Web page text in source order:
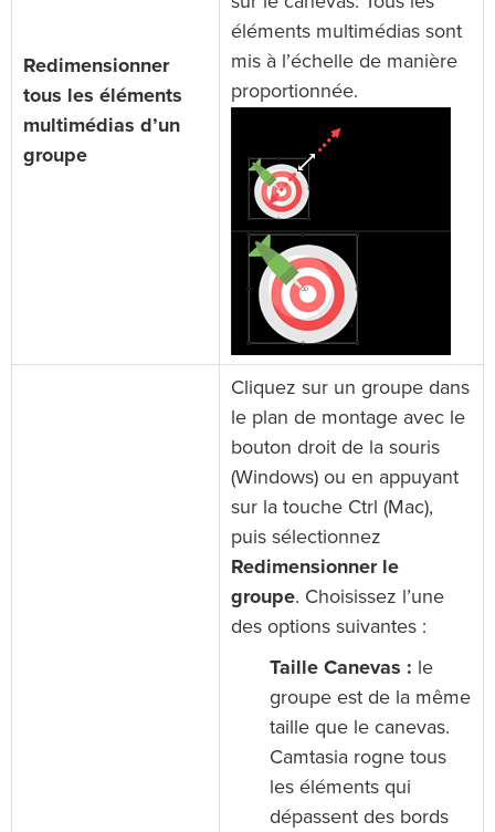
Redimensionner
tous les éléments
multimédias d’un
groupe
éléments multimédias sont
mis à l’échelle de manière
proportionnée.
Cliquez sur un groupe dans
le plan de montage avec le
bouton droit de la souris
(Windows) ou en appuyant
sur la touche Ctrl (Mac),
puis sélectionnez
Redimensionner le
groupe. Choisissez l’une
des options suivantes :
Taille Canevas : le
groupe est de la même
taille que le canevas.
Camtasia rogne tous
les éléments qui
dépassent des bords